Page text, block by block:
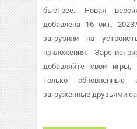
быстрее. Новая
добавлена 16 окт.
загрузили на
приложения.
добавляйте свои игры,
только
загруженные друзьями